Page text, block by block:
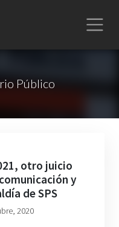
Público
otro juicio
y
de SPS
2020